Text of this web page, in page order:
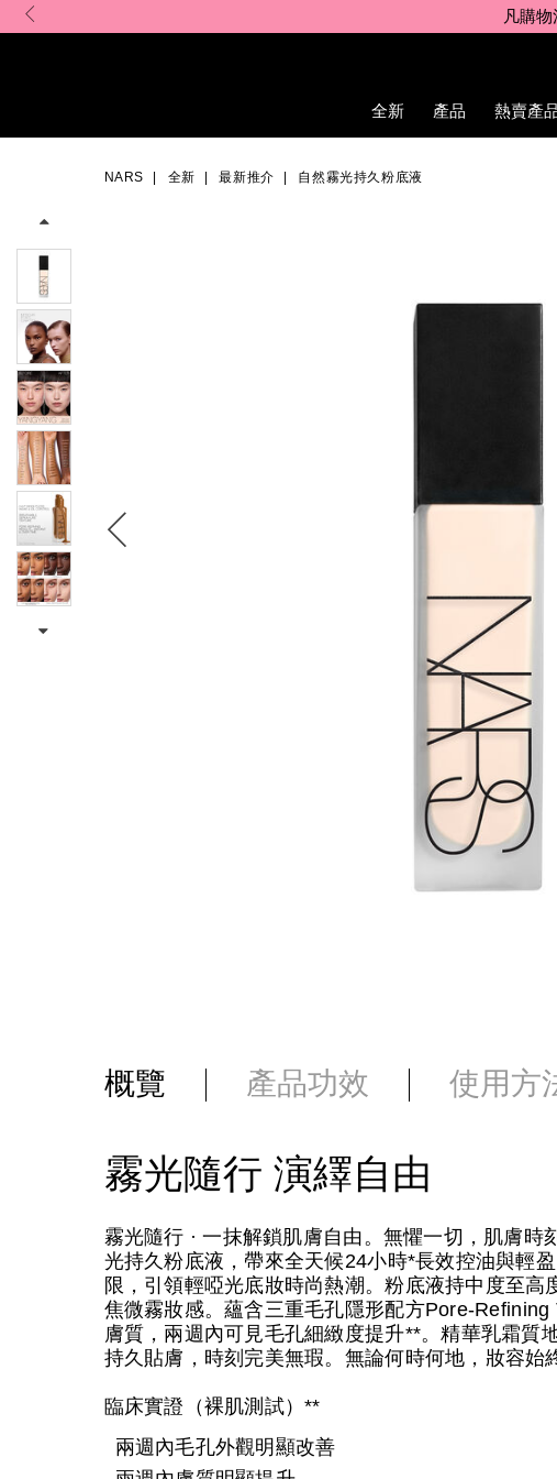
Skip
全新 產品 熱賣產
NARS 全新 最新推介 自然霧光持久粉底液
194251155142_hk
概覽 產品功效 使用方
霧光隨行 演繹自由
霧光隨行 · 一抹解鎖肌膚自由。無懼一切，肌膚
光持久粉底液，帶來全天候24小時*長效控油與輕
限，引領輕啞光底妝時尚熱潮。粉底液持中度至
焦微霧妝感。蘊含三重毛孔隱形配方Pore-
膚質，兩週內可見毛孔細緻度提升**。精華乳霜質
持久貼膚，時刻完美無瑕。無論何時何地，妝容始
臨床實證（裸肌測試）**
兩週內毛孔外觀明顯改善